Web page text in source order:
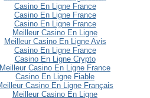
Casino En Ligne France
Casino En Ligne France
Casino En Ligne France
Meilleur Casino En Ligne
Meilleur Casino En Ligne Avis
Casino En Ligne France
Casino En Ligne Crypto
Meilleur Casino En Ligne France
Casino En Ligne Fiable
Casino En Ligne Français
Meilleur Casino En Ligne